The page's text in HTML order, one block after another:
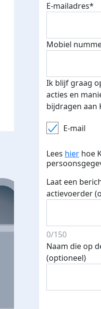
E-mailadres*
Mobiel
Ik blijf graag
acties en
bijdragen aan
E-mail
Lees hier hoe
Laat een
actievoerder
0/150
Naam die op
(optioneel)